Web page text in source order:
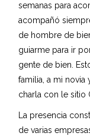
semanas para
acompañó
de hombre de
guiarme para ir
gente de bien.
familia, a mi novia
charla con le sitio
La presencia
de varias